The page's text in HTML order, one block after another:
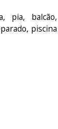
pia, balcão,
piscina